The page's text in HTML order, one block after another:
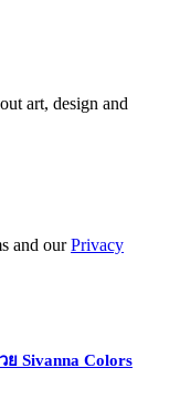
art, design and
and ourPrivacy
Sivanna Colors